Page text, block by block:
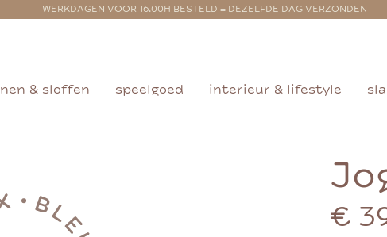
WERKDAGEN VOOR 16.00H BESTELD = DEZELFDE DAG VERZONDEN
& sloffen speelgoed interieur & lifestyle
€